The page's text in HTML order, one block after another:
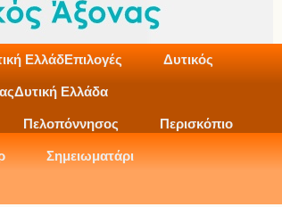
ΕλλάδΕπιλογές Δυτικός
Ελλάδα
Πελοπόννησος Περισκόπιο
Σημειωματάρι